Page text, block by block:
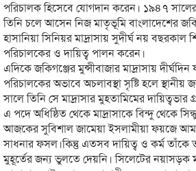
পরিচালক হিসেবে যোগদান করেন। ১৯৪৭
তিনি চলে আসেন নিজ মাতৃভূমি বাংলাদেশের
হাসানিয়া সিনিয়র মাদ্রাসায় সুদীর্ঘ নয় বছরকাল
পরিচালকের ও দায়িত্ব পালন করেন।
এদিকে জকিগঞ্জের মুন্সীবাজার মাদ্রাসায়
পরিচালকের অভাবে অচলাবস্থা সৃষ্টি হলে
সালে তিনি সে মাদ্রাসার মুহতামিমের
এ পদে অধিষ্ঠিত থেকে মাদ্রাসাকে বিন্দু থেকে
আজকের সুবিশাল জামেয়া ইসলামীয়া ফয়জে আম
সাধনার ফসল।কিন্তু এতসব দায়িত্ব ও কর্ম তাঁকে
মুহূর্তের জন্য ভুলতে দেয়নি। সিলেটের